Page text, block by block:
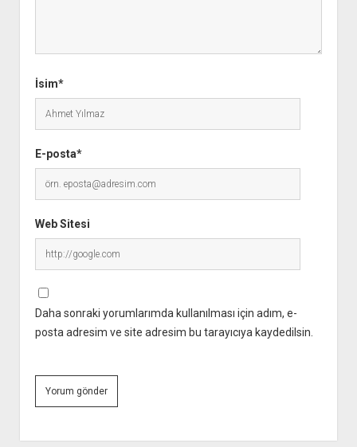
İsim*
E-posta*
Web Sitesi
Daha sonraki yorumlarımda kullanılması için adım, e-
posta adresim ve site adresim bu tarayıcıya kaydedilsin.